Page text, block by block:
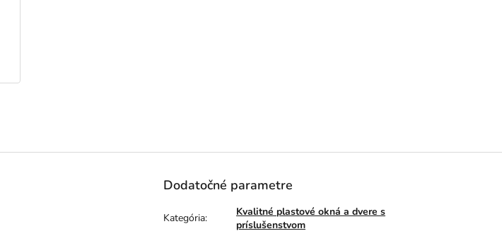
Dodatočné parametre
Kategória:
Kvalitné plastové okná a dvere s
príslušenstvom